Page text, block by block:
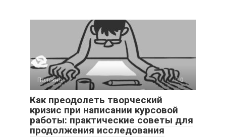
Полезно 0
Как преодолеть творческий
кризис при написании курсовой
работы: практические советы для
продолжения исследования